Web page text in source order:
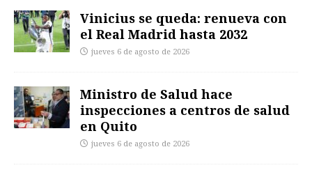
Vinicius se queda: renueva con
el Real Madrid hasta 2032
jueves 6 de agosto de 2026
Ministro de Salud hace
inspecciones a centros de salud
en Quito
jueves 6 de agosto de 2026